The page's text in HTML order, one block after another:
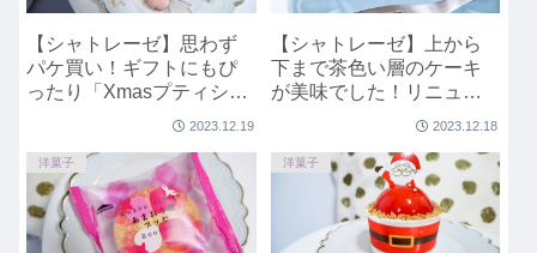
【シャトレーゼ】思わず
パケ買い！ギフトにもぴ
ったり「Xmasプティショ
2023.12.19
【シャトレーゼ】上から
下まで茶色い層のケーキ
が美味でした！リニュー
アルされた「クレープ・
2023.12.18
洋菓子 洋菓子